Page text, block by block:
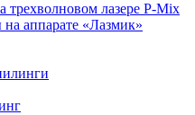
трехволновом лазере P-Mix
аппарате «Лазмик»